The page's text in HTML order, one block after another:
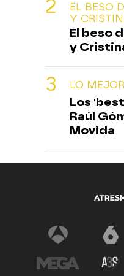
EL BESO
Y
El beso
y
LO
Los
Raúl
Movida